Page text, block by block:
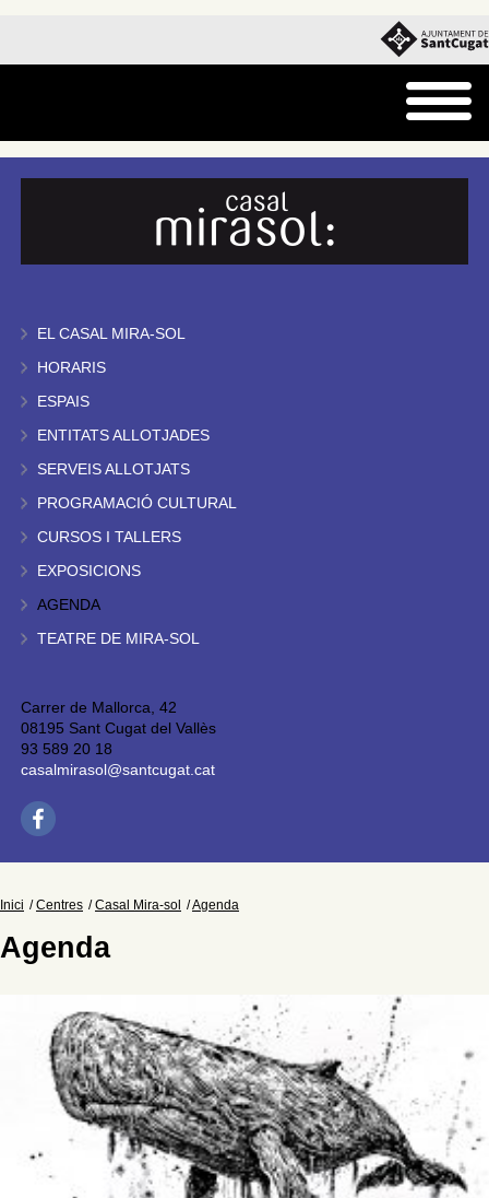
EL CASAL MIRA-SOL
HORARIS
ESPAIS
ENTITATS ALLOTJADES
SERVEIS ALLOTJATS
PROGRAMACIÓ CULTURAL
CURSOS I TALLERS
EXPOSICIONS
AGENDA
TEATRE DE MIRA-SOL
Carrer de Mallorca, 42
08195 Sant Cugat del Vallès
93 589 20 18
casalmirasol@santcugat.cat
Inici Centres Casal Mira-sol Agenda
Agenda